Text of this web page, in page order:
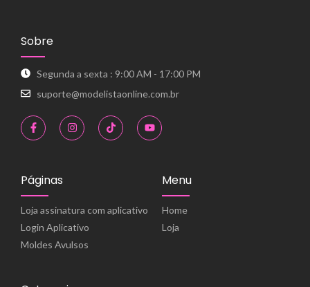
Sobre
Segunda a sexta : 9:00 AM - 17:00 PM
suporte@modelistaonline.com.br
Páginas
Loja assinatura com aplicativo
Login Aplicativo
Moldes Avulsos
Menu
Home
Loja